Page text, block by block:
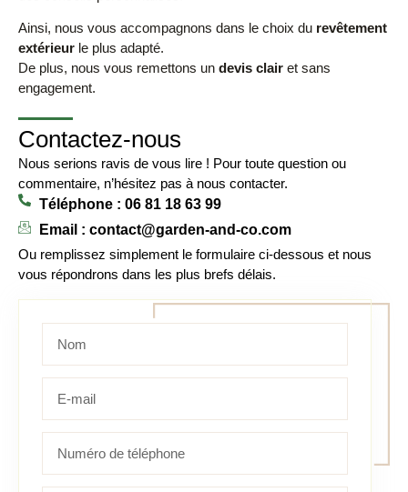
Ainsi, nous vous accompagnons dans le choix du revêtement
extérieur le plus adapté.
De plus, nous vous remettons un devis clair et sans
engagement.
Contactez-nous
Nous serions ravis de vous lire ! Pour toute question ou
commentaire, n’hésitez pas à nous contacter.
Téléphone : 06 81 18 63 99
Email : contact@garden-and-co.com
Ou remplissez simplement le formulaire ci-dessous et nous
vous répondrons dans les plus brefs délais.